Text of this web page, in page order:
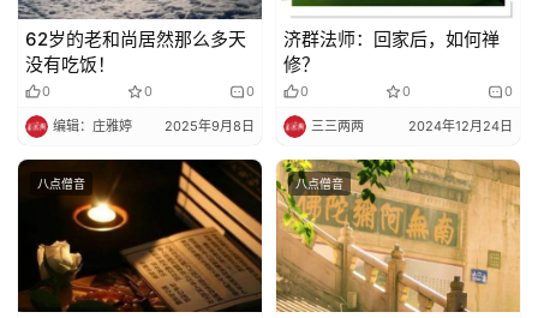
62岁的老和尚居然那么多天
没有吃饭！
0 0 0
编辑：庄雅婷 2025年9月8日
济群法师：回家后，如何禅
修？
0 0 0
三三两两 2024年12月24日
八点僧音 八点僧音